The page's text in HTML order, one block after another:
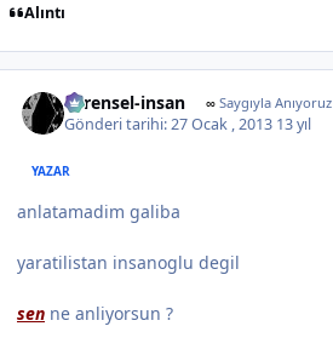
Alıntı
evrensel-insan ∞Saygıyla Anıyoruz
Gönderi tarihi:27 Ocak , 2013 13 yıl
YAZAR
anlatamadim galiba
yaratilistan insanoglu degil
sen ne anliyorsun ?